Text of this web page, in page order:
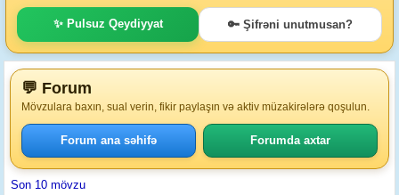
✨ Pulsuz Qeydiyyat 🔑 Şifrəni unutmusan?
💬 Forum
Mövzulara baxın, sual verin, fikir paylaşın və aktiv müzakirələrə qoşulun.
Forum ana səhifə Forumda axtar
Son 10 mövzu